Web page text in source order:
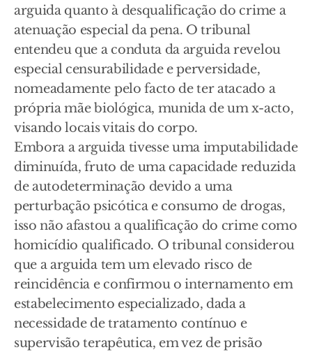
arguida quanto à desqualificação do crime a
atenuação especial da pena. O tribunal
entendeu que a conduta da arguida revelou
especial censurabilidade e perversidade,
nomeadamente pelo facto de ter atacado a
própria mãe biológica, munida de um x-acto,
visando locais vitais do corpo.
Embora a arguida tivesse uma imputabilidade
diminuída, fruto de uma capacidade reduzida
de autodeterminação devido a uma
perturbação psicótica e consumo de drogas,
isso não afastou a qualificação do crime como
homicídio qualificado. O tribunal considerou
que a arguida tem um elevado risco de
reincidência e confirmou o internamento em
estabelecimento especializado, dada a
necessidade de tratamento contínuo e
supervisão terapêutica, em vez de prisão